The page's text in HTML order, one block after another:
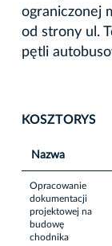
ograniczonej
od strony ul.
pętli
KOSZTORYS
Nazwa
Opracowanie
dokumentacji
projektowej na
budowę
chodnika